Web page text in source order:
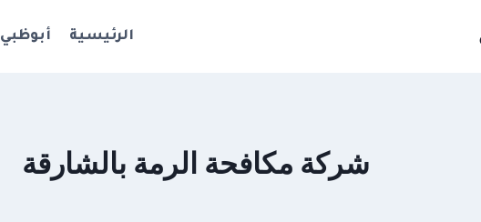
الرئيسية أبوظبي
شركة مكافحة الرمة بالشارقة